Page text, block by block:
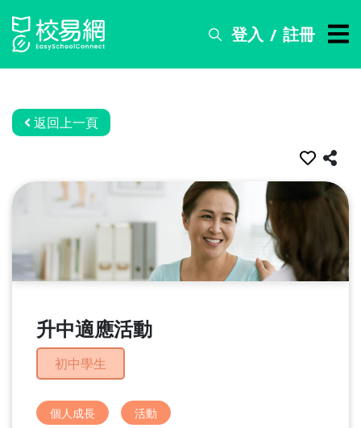
登入 / 註冊
搜
務
資
於
我
返回上一頁
升中適應活動
初中學生
個人成長 活動